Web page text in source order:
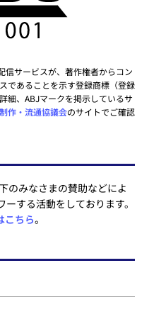
信サービスが、著作権者からコン
であることを示す登録商標（登録
細、ABJマークを掲示しているサ
作・流通協議会のサイトでご確認
のみなさまの賛助などによ
する活動をしております。
こちら。